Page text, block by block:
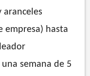
aranceles
hasta
semana de 5